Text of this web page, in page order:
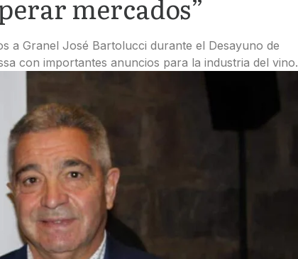
mercados”
a Granel José Bartolucci durante el Desayuno de
con importantes anuncios para la industria del vino.